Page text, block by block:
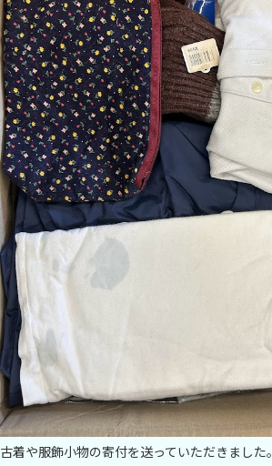
古着や服飾小物の寄付を送っていただきました。